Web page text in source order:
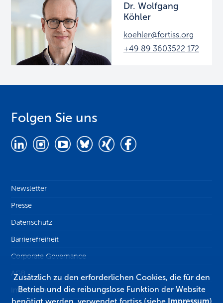
Dr. Wolfgang
Köhler
koehler@fortiss.org
+49 89 3603522 172
Folgen Sie uns
Newsletter
Presse
Datenschutz
Barrierefreiheit
Corporate Governance
AGB
Impressum
Zusätzlich zu den erforderlichen Cookies, die für den
Betrieb und die reibungslose Funktion der Website